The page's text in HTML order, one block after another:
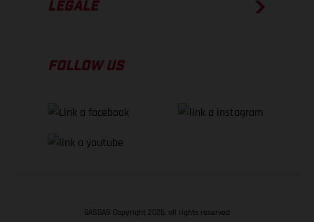
LEGALE
FOLLOW US
GASGAS Copyright 2026, all rights reserved